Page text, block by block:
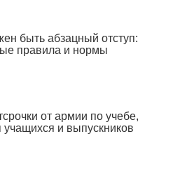
быть абзацный отступ:
правила и нормы
от армии по учебе,
учащихся и выпускников